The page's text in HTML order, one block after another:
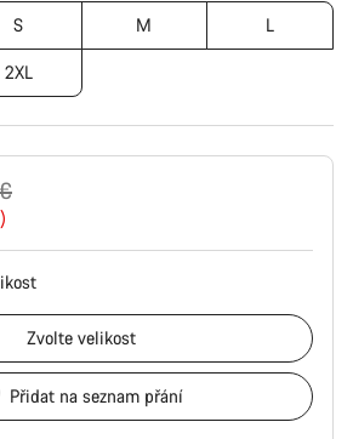
S M L
2XL
Zvolte velikost
Přidat na seznam přání